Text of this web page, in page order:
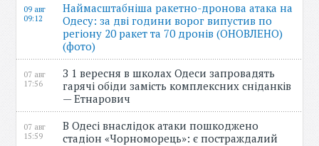
09 авг
09:12
Наймасштабніша ракетно-дронова атака на
Одесу: за дві години ворог випустив по
регіону 20 ракет та 70 дронів (ОНОВЛЕНО)
(фото)
07 авг
17:56
З 1 вересня в школах Одеси запровадять
гарячі обіди замість комплексних сніданків
— Етнарович
07 авг
15:59
В Одесі внаслідок атаки пошкоджено
стадіон «Чорноморець»: є постраждалий